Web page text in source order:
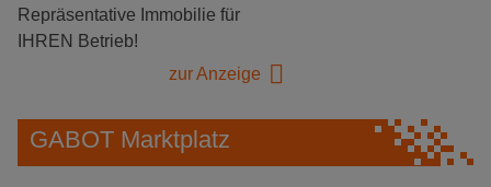
Repräsentative Immobilie für
IHREN Betrieb!
zur Anzeige
GABOT Marktplatz